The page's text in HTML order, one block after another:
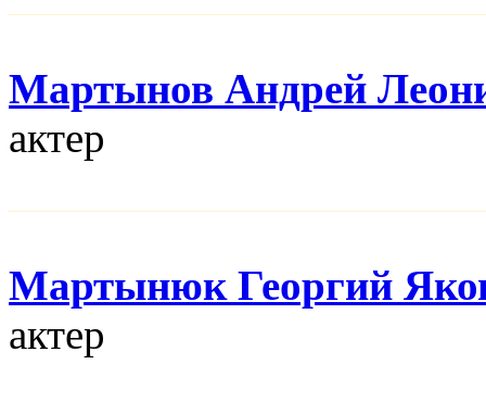
Мартынов Андрей
актер
Мартынюк Георгий
актер